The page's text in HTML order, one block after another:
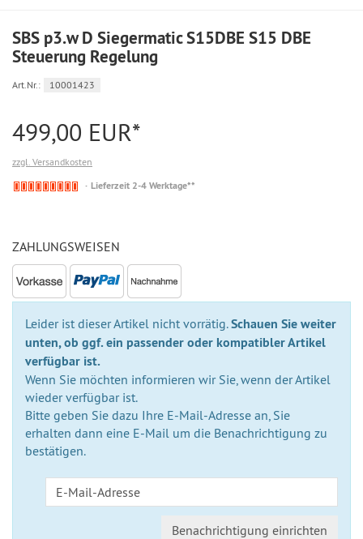
SBS p3.w D Siegermatic S15DBE S15 DBE
Steuerung Regelung
Art.Nr.: 10001423
499,00 EUR*
zzgl. Versandkosten
Nicht
Lieferzeit 2-4 Werktage**
ZAHLUNGSWEISEN
Leider ist dieser Artikel nicht vorrätig.Schauen Sie weiter
unten, ob ggf. ein passender oder kompatibler Artikel
verfügbar ist.
Wenn Sie möchten informieren wir Sie, wenn der Artikel
wieder verfügbar ist.
Bitte geben Sie dazu Ihre E-Mail-Adresse an, Sie
erhalten dann eine E-Mail um die Benachrichtigung zu
bestätigen.
Benachrichtigung einrichten